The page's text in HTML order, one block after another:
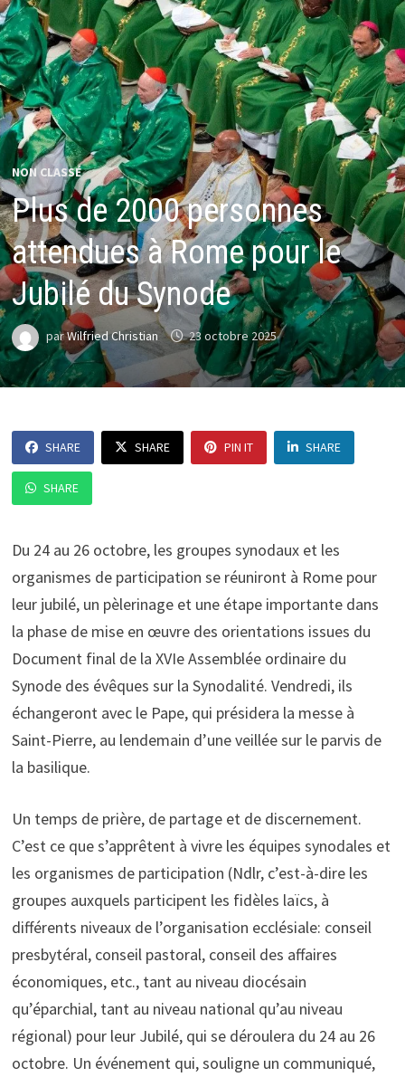
NON CLASSÉ
Plus de 2000 personnes
attendues à Rome pour le
Jubilé du Synode
parWilfried Christian 23 octobre 2025
SHARE SHARE PIN IT SHARE
SHARE
Du 24 au 26 octobre, les groupes synodaux et les
organismes de participation se réuniront à Rome pour
leur jubilé, un pèlerinage et une étape importante dans
la phase de mise en œuvre des orientations issues du
Document final de la XVIe Assemblée ordinaire du
Synode des évêques sur la Synodalité. Vendredi, ils
échangeront avec le Pape, qui présidera la messe à
Saint-Pierre, au lendemain d’une veillée sur le parvis de
la basilique.
Un temps de prière, de partage et de discernement.
C’est ce que s’apprêtent à vivre les équipes synodales et
les organismes de participation (Ndlr, c’est-à-dire les
groupes auxquels participent les fidèles laïcs, à
différents niveaux de l’organisation ecclésiale: conseil
presbytéral, conseil pastoral, conseil des affaires
économiques, etc., tant au niveau diocésain
qu’éparchial, tant au niveau national qu’au niveau
régional) pour leur Jubilé, qui se déroulera du 24 au 26
octobre. Un événement qui, souligne un communiqué,